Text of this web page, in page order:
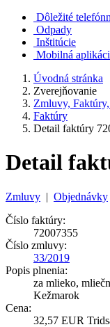
Dôležité
Odpady
Inštitúcie
Mobilná
Úvodná stránka
Zverejňovanie
Zmluvy,
Faktúry
Detail faktúry
Detail
Zmluvy | Objednávky
Číslo faktúry:
72007355
Číslo zmluvy:
33/2019
Popis plnenia:
za mlieko,
Kežmarok
Cena:
32,57 EUR